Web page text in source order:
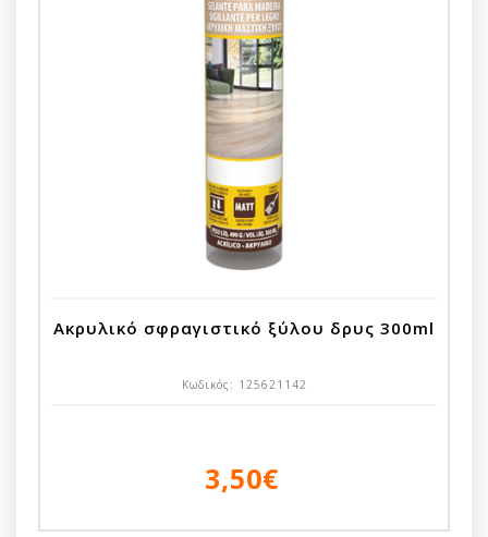
Ακρυλικό σφραγιστικό ξύλου δρυς 300ml
Κωδικός: 125621142
3,50€